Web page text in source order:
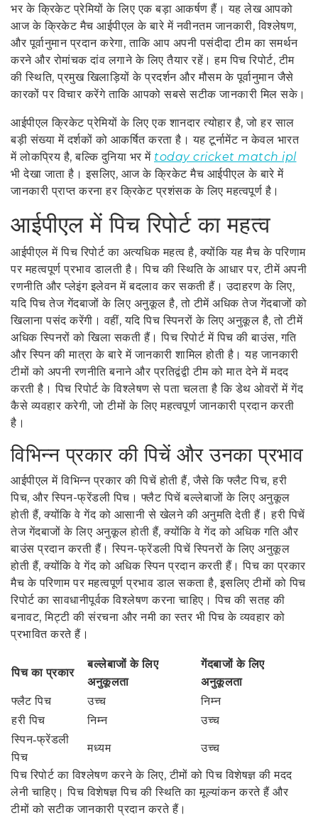
भर के क्रिकेट प्रेमियों के लिए एक बड़ा आकर्षण हैं। यह लेख आपको
आज के क्रिकेट मैच आईपीएल के बारे में नवीनतम जानकारी, विश्लेषण,
और पूर्वानुमान प्रदान करेगा, ताकि आप अपनी पसंदीदा टीम का समर्थन
करने और रोमांचक दांव लगाने के लिए तैयार रहें। हम पिच रिपोर्ट, टीम
की स्थिति, प्रमुख खिलाड़ियों के प्रदर्शन और मौसम के पूर्वानुमान जैसे
कारकों पर विचार करेंगे ताकि आपको सबसे सटीक जानकारी मिल सके।
आईपीएल क्रिकेट प्रेमियों के लिए एक शानदार त्योहार है, जो हर साल
बड़ी संख्या में दर्शकों को आकर्षित करता है। यह टूर्नामेंट न केवल भारत
में लोकप्रिय है, बल्कि दुनिया भर में today cricket match ipl
भी देखा जाता है। इसलिए, आज के क्रिकेट मैच आईपीएल के बारे में
जानकारी प्राप्त करना हर क्रिकेट प्रशंसक के लिए महत्वपूर्ण है।
आईपीएल में पिच रिपोर्ट का महत्व
आईपीएल में पिच रिपोर्ट का अत्यधिक महत्व है, क्योंकि यह मैच के परिणाम
पर महत्वपूर्ण प्रभाव डालती है। पिच की स्थिति के आधार पर, टीमें अपनी
रणनीति और प्लेइंग इलेवन में बदलाव कर सकती हैं। उदाहरण के लिए,
यदि पिच तेज गेंदबाजों के लिए अनुकूल है, तो टीमें अधिक तेज गेंदबाजों को
खिलाना पसंद करेंगी। वहीं, यदि पिच स्पिनरों के लिए अनुकूल है, तो टीमें
अधिक स्पिनरों को खिला सकती हैं। पिच रिपोर्ट में पिच की बाउंस, गति
और स्पिन की मात्रा के बारे में जानकारी शामिल होती है। यह जानकारी
टीमों को अपनी रणनीति बनाने और प्रतिद्वंद्वी टीम को मात देने में मदद
करती है। पिच रिपोर्ट के विश्लेषण से पता चलता है कि डेथ ओवरों में गेंद
कैसे व्यवहार करेगी, जो टीमों के लिए महत्वपूर्ण जानकारी प्रदान करती
है।
विभिन्न प्रकार की पिचें और उनका प्रभाव
आईपीएल में विभिन्न प्रकार की पिचें होती हैं, जैसे कि फ्लैट पिच, हरी
पिच, और स्पिन-फ्रेंडली पिच। फ्लैट पिचें बल्लेबाजों के लिए अनुकूल
होती हैं, क्योंकि वे गेंद को आसानी से खेलने की अनुमति देती हैं। हरी पिचें
तेज गेंदबाजों के लिए अनुकूल होती हैं, क्योंकि वे गेंद को अधिक गति और
बाउंस प्रदान करती हैं। स्पिन-फ्रेंडली पिचें स्पिनरों के लिए अनुकूल
होती हैं, क्योंकि वे गेंद को अधिक स्पिन प्रदान करती हैं। पिच का प्रकार
मैच के परिणाम पर महत्वपूर्ण प्रभाव डाल सकता है, इसलिए टीमों को पिच
रिपोर्ट का सावधानीपूर्वक विश्लेषण करना चाहिए। पिच की सतह की
बनावट, मिट्टी की संरचना और नमी का स्तर भी पिच के व्यवहार को
प्रभावित करते हैं।
पिच का प्रकार
बल्लेबाजों के लिए
अनुकूलता
गेंदबाजों के लिए
अनुकूलता
फ्लैट पिच
उच्च
निम्न
हरी पिच
निम्न
उच्च
स्पिन-फ्रेंडली
पिच
मध्यम उच्च
पिच रिपोर्ट का विश्लेषण करने के लिए, टीमों को पिच विशेषज्ञ की मदद
लेनी चाहिए। पिच विशेषज्ञ पिच की स्थिति का मूल्यांकन करते हैं और
टीमों को सटीक जानकारी प्रदान करते हैं।